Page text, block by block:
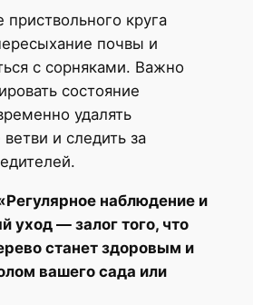
круга
почвы и
с сорняками. Важно
состояние
удалять
и следить за
наблюдение и
уход — залог того, что
станет здоровым и
вашего сада или